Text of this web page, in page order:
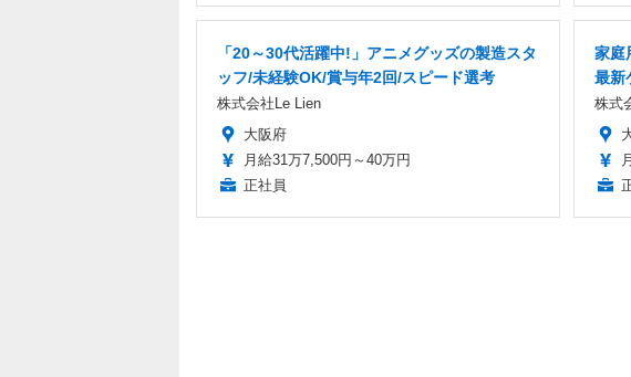
「20～30代活躍中!」アニメグッズの製造スタ
ッフ/未経験OK/賞与年2回/スピード選考
株式会社Le Lien
大阪府
月給31万7,500円～40万円
正社員
家庭
最新
株式